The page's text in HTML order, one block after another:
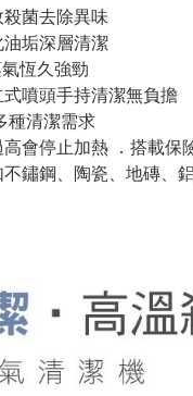
殺菌去除異味
油垢深層清潔
恆久強勁
式噴頭手持清潔無負擔
種清潔需求
高會停止加熱 ．搭載
不鏽鋼、陶瓷、地磚、